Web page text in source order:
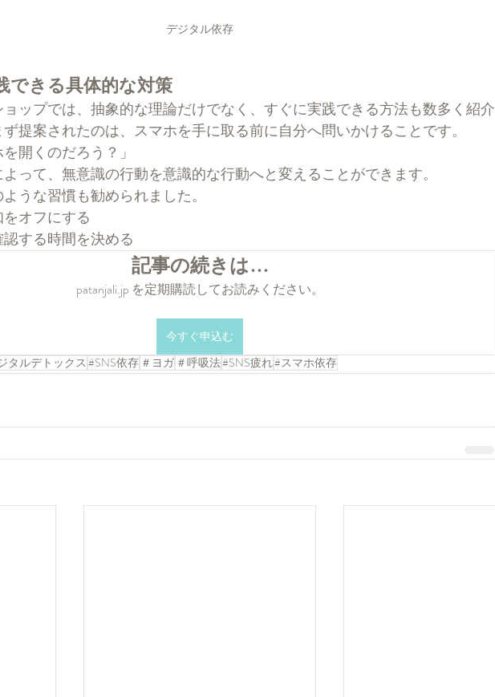
デジタル依存
できる具体的な対策
ップでは、抽象的な理論だけでなく、すぐに実践できる方法も数多く紹介
提案されたのは、スマホを手に取る前に自分へ問いかけることです。
開くのだろう？」
って、無意識の行動を意識的な行動へと変えることができます。
うな習慣も勧められました。
オフにする
する時間を決める
記事の続きは…
patanjali.jp を定期購読してお読みください。
今すぐ申込む
タルデトックス #SNS依存 ＃ヨガ ＃呼吸法#SNS疲れ#スマホ依存